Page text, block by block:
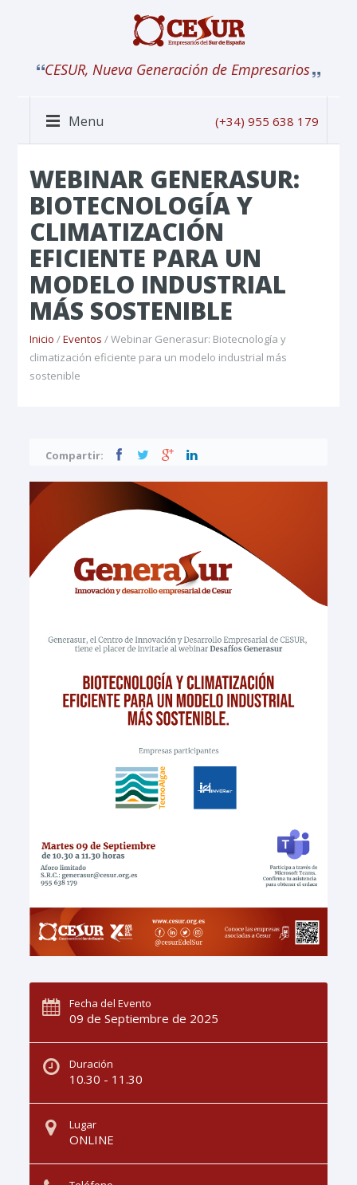
CESUR, Nueva Generación de Empresarios
Menu (+34) 955 638 179
WEBINAR GENERASUR:
BIOTECNOLOGÍA Y
CLIMATIZACIÓN
EFICIENTE PARA UN
MODELO INDUSTRIAL
MÁS SOSTENIBLE
Inicio /Eventos / Webinar Generasur: Biotecnología y
climatización eficiente para un modelo industrial más
sostenible
Compartir:
Fecha del Evento
09 de Septiembre de 2025
Duración
10.30 - 11.30
Lugar
ONLINE